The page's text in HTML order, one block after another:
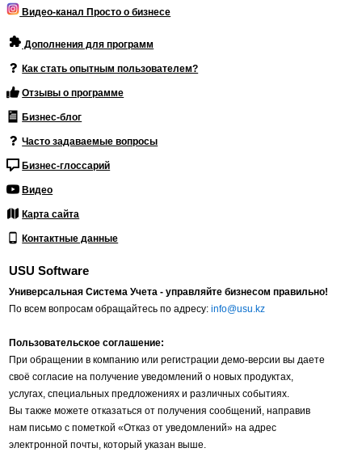
Видео-канал Просто о бизнесе
Дополнения для программ
Как стать опытным пользователем?
Отзывы о программе
Бизнес-блог
Часто задаваемые вопросы
Бизнес-глоссарий
Видео
Карта сайта
Контактные данные
USU Software
Универсальная Система Учета - управляйте бизнесом правильно!
По всем вопросам обращайтесь по адресу:info@usu.kz
Пользовательское соглашение:
При обращении в компанию или регистрации демо-версии вы даете
своё согласие на получение уведомлений о новых продуктах,
услугах, специальных предложениях и различных событиях.
Вы также можете отказаться от получения сообщений, направив
нам письмо с пометкой «Отказ от уведомлений» на адрес
электронной почты, который указан выше.